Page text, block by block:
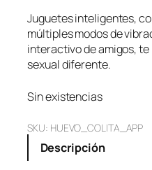
Juguetes inteligentes,
múltiples modos de
interactivo de amigos,
sexual diferente.
Sin existencias
SKU: HUEVO_COLITA_APP
Descripción